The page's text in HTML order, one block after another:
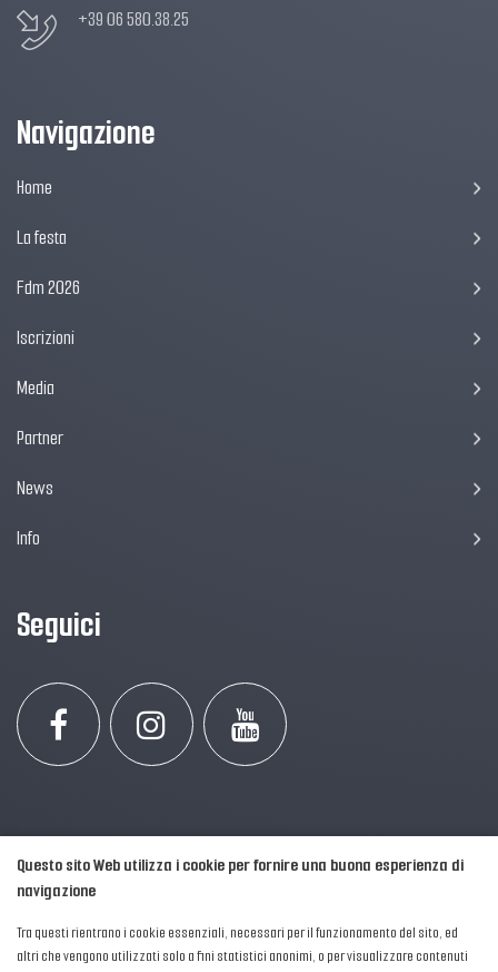
+39 06 580.38.25
Navigazione
Home
La festa
Fdm 2026
Iscrizioni
Media
Partner
News
Info
Seguici
Questo sito Web utilizza i cookie per fornire una buona esperienza di
navigazione
Tra questi rientrano i cookie essenziali, necessari per il funzionamento del sito, ed
altri che vengono utilizzati solo a fini statistici anonimi, o per visualizzare contenuti